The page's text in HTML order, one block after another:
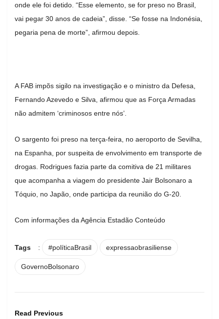
onde ele foi detido. “Esse elemento, se for preso no Brasil,
vai pegar 30 anos de cadeia”, disse. “Se fosse na Indonésia,
pegaria pena de morte”, afirmou depois.
A FAB impõs sigilo na investigação e o ministro da Defesa,
Fernando Azevedo e Silva, afirmou que as Força Armadas
não admitem ‘criminosos entre nós’.
O sargento foi preso na terça-feira, no aeroporto de Sevilha,
na Espanha, por suspeita de envolvimento em transporte de
drogas. Rodrigues fazia parte da comitiva de 21 militares
que acompanha a viagem do presidente Jair Bolsonaro a
Tóquio, no Japão, onde participa da reunião do G-20.
Com informações da Agência Estadão Conteúdo
Tags : #políticaBrasil expressaobrasiliense
GovernoBolsonaro
Read Previous